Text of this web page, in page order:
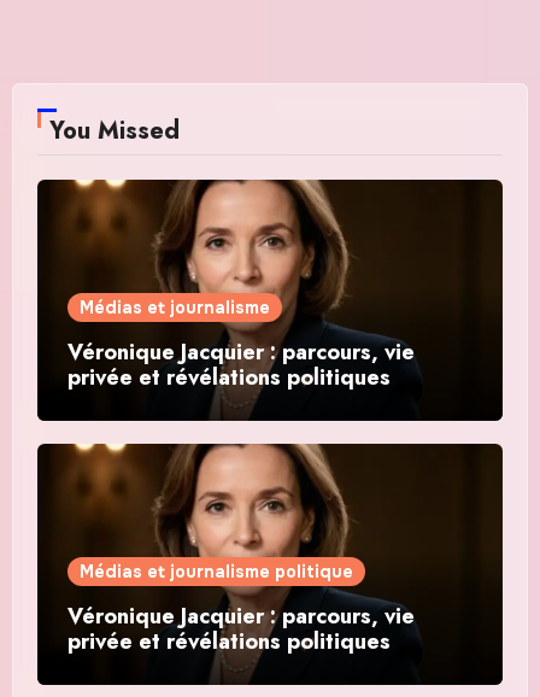
You Missed
Médias et journalisme
Véronique Jacquier : parcours, vie
privée et révélations politiques
Médias et journalisme politique
Véronique Jacquier : parcours, vie
privée et révélations politiques